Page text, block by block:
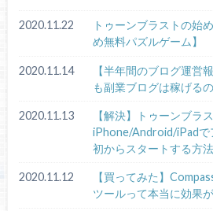
2020.11.22
トゥーンブラストの始
め無料パズルゲーム】
2020.11.14
【半年間のブログ運営
も副業ブログは稼げる
2020.11.13
【解決】トゥーンブラ
iPhone/Android/iPadで
初からスタートする方法
2020.11.12
【買ってみた】
ツールって本当に効果